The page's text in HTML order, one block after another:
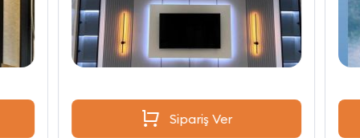
Sipariş Ver